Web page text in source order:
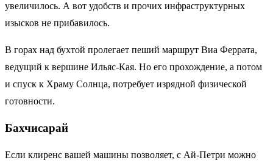
увеличилось. А вот удобств и прочих инфраструктурных
изысков не прибавилось.
В горах над бухтой пролегает пеший маршрут Виа Феррата,
ведущий к вершине Ильяс-Кая. Но его прохождение, а потом
и спуск к Храму Солнца, потребует изрядной физической
готовности.
Бахчисарай
Если клиренс вашей машины позволяет, с Ай-Петри можно